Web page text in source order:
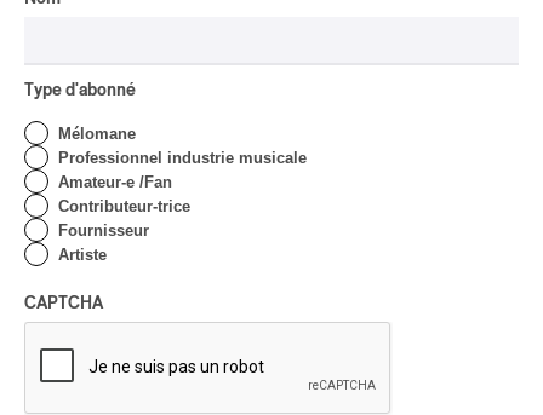
Type d'abonné
Mélomane
Professionnel industrie musicale
Amateur-e /Fan
Contributeur-trice
Fournisseur
Artiste
CAPTCHA